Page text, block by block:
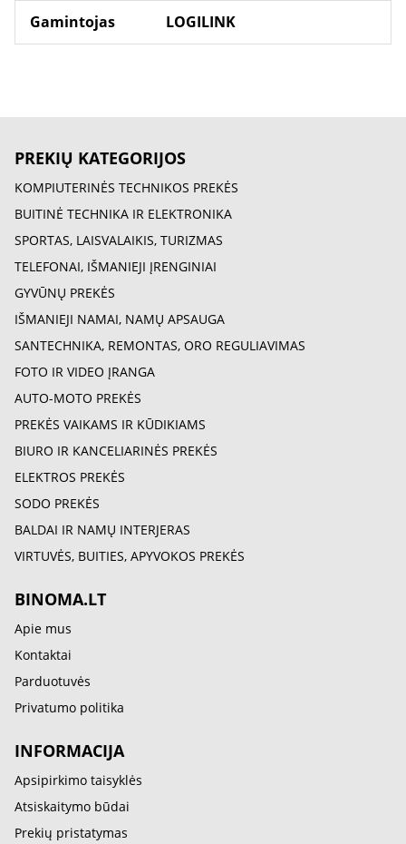
Gamintojas LOGILINK
PREKIŲ KATEGORIJOS
KOMPIUTERINĖS TECHNIKOS PREKĖS
BUITINĖ TECHNIKA IR ELEKTRONIKA
SPORTAS, LAISVALAIKIS, TURIZMAS
TELEFONAI, IŠMANIEJI ĮRENGINIAI
GYVŪNŲ PREKĖS
IŠMANIEJI NAMAI, NAMŲ APSAUGA
SANTECHNIKA, REMONTAS, ORO REGULIAVIMAS
FOTO IR VIDEO ĮRANGA
AUTO-MOTO PREKĖS
PREKĖS VAIKAMS IR KŪDIKIAMS
BIURO IR KANCELIARINĖS PREKĖS
ELEKTROS PREKĖS
SODO PREKĖS
BALDAI IR NAMŲ INTERJERAS
VIRTUVĖS, BUITIES, APYVOKOS PREKĖS
BINOMA.LT
Apie mus
Kontaktai
Parduotuvės
Privatumo politika
INFORMACIJA
Apsipirkimo taisyklės
Atsiskaitymo būdai
Prekių pristatymas